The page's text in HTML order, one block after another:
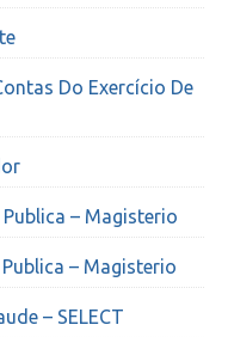
Do Exercício De
– Magisterio
– Magisterio
– SELECT